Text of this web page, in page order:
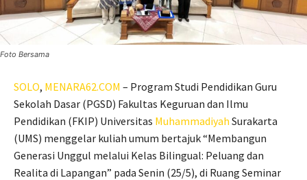
Foto Bersama
SOLO, MENARA62.COM – Program Studi Pendidikan Guru
Sekolah Dasar (PGSD) Fakultas Keguruan dan Ilmu
Pendidikan (FKIP) Universitas Muhammadiyah Surakarta
(UMS) menggelar kuliah umum bertajuk “Membangun
Generasi Unggul melalui Kelas Bilingual: Peluang dan
Realita di Lapangan” pada Senin (25/5), di Ruang Seminar